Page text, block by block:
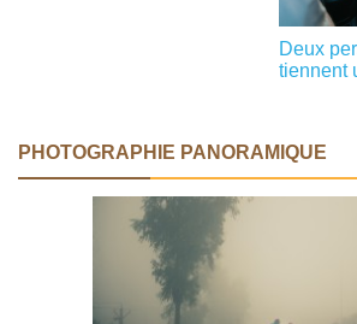
Deux
tiennent
PHOTOGRAPHIE PANORAMIQUE